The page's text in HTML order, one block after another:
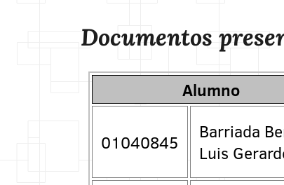
Documentos
Alumno
01040845
Barriada
Luis